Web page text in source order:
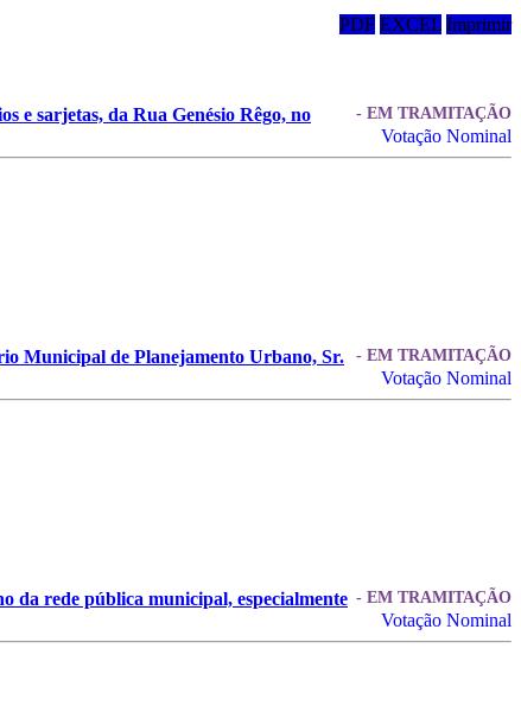
PDF EXCEL Imprimir
- EM TRAMITAÇÃO
e sarjetas, da Rua Genésio Rêgo, no
Votação Nominal
- EM TRAMITAÇÃO
Municipal de Planejamento Urbano, Sr.
Votação Nominal
- EM TRAMITAÇÃO
da rede pública municipal, especialmente
Votação Nominal